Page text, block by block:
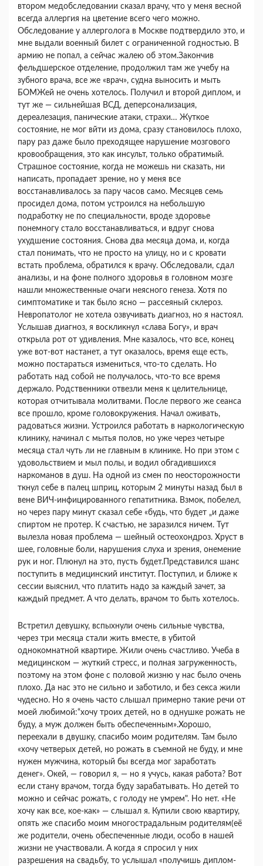
втором медобследовании сказал врачу, что у меня весной
всегда аллергия на цветение всего чего можно.
Обследование у аллерголога в Москве подтвердило это, и
мне выдали военный билет с ограниченной годностью. В
армию не попал, а сейчас жалею об этом.Закончив
фельдшерское отделение, продолжил там же учебу на
зубного врача, все же «врач», судна выносить и мыть
БОМЖей не очень хотелось. Получил и второй диплом, и
тут же — сильнейшая ВСД, деперсонализация,
дереалезация, панические атаки, страхи… Жуткое
состояние, не мог вйти из дома, сразу становилось плохо,
пару раз даже было преходящее нарушение мозгового
кровообращения, это как инсульт, только обратимый.
Страшное состояние, когда не можешь ни сказать, ни
написать, пропадает зрение, но у меня все
восстанавливалось за пару часов само. Месяцев семь
просидел дома, потом устроился на небольшую
подработку не по специальности, вроде здоровье
понемногу стало восстанавливаться, и вдруг снова
ухудшение состояния. Снова два месяца дома, и, когда
стал понимать, что не просто на улицу, но и с кровати
встать проблема, обратился к врачу. Обследовали, сдал
анализы, и на фоне полного здоровья в головном мозге
нашли множественные очаги неясного генеза. Хотя по
симптоматике и так было ясно — рассеяный склероз.
Невропатолог не хотела озвучивать диагноз, но я настоял.
Услышав диагноз, я воскликнул «слава Богу», и врач
открыла рот от удивления. Мне казалось, что все, конец
уже вот-вот настанет, а тут оказалось, время еще есть,
можно постараться измениться, что-то сделать. Но
работать над собой не получалось, что-то все время
держало. Родственники отвезли меня к целительнице,
которая отчитывала молитвами. После первого же сеанса
все прошло, кроме головокружения. Начал оживать,
радоваться жизни. Устроился работать в наркологическую
клинику, начинал с мытья полов, но уже через четыре
месяца стал чуть ли не главным в клинике. Но при этом с
удовольствием и мыл полы, и водил обгадившихся
наркоманов в душ. На одной из смен по неосторожности
ткнул себе в палец шприц, которым 2 минуты назад был в
вене ВИЧ-инфицированного гепатитника. Взмок, побелел,
но через пару минут сказал себе «будь, что будет „и даже
спиртом не протер. К счастью, не заразился ничем. Тут
вылезла новая проблема — шейный остеохондроз. Хруст в
шее, головные боли, нарушения слуха и зрения, онемение
рук и ног. Плюнул на это, пусть будет.Представился шанс
поступить в медицинский институт. Поступил, и ближе к
сессии выяснил, что платить надо за каждый зачет, за
каждый предмет. А что делать, врачом то быть хотелось.
Встретил девушку, вспыхнули очень сильные чувства,
через три месяца стали жить вместе, в убитой
однокомнатной квартире. Жили очень счастливо. Учеба в
медицинском — жуткий стресс, и полная загруженность,
поэтому на этом фоне с половой жизню у нас было очень
плохо. Да нас это не сильно и заботило, и без секса жили
чудесно. Но я очень часто слышал примерно такие речи от
моей любимой:“хочу троих детей, но в однушке рожать не
буду, а муж должен быть обеспеченным».Хорошо,
переехали в двушку, спасибо моим родителям. Там было
«хочу четверых детей, но рожать в съемной не буду, и мне
нужен мужчина, который бы всегда мог заработать
денег». Окей, — говорил я, — но я учусь, какая работа? Вот
если стану врачом, тогда буду зарабатывать. Но детей то
можно и сейчас рожать, с голоду не умрем". Но нет. «Не
хочу как все, кое-как» — слышал я. Купили свою квартиру,
опять же спасибо моим многострадальным родителям(её
же родители, очень обеспеченные люди, особо в нашей
жизни не участвовали. А когда я спросил у них
разрешения на свадьбу, то услышал «получишь диплом-